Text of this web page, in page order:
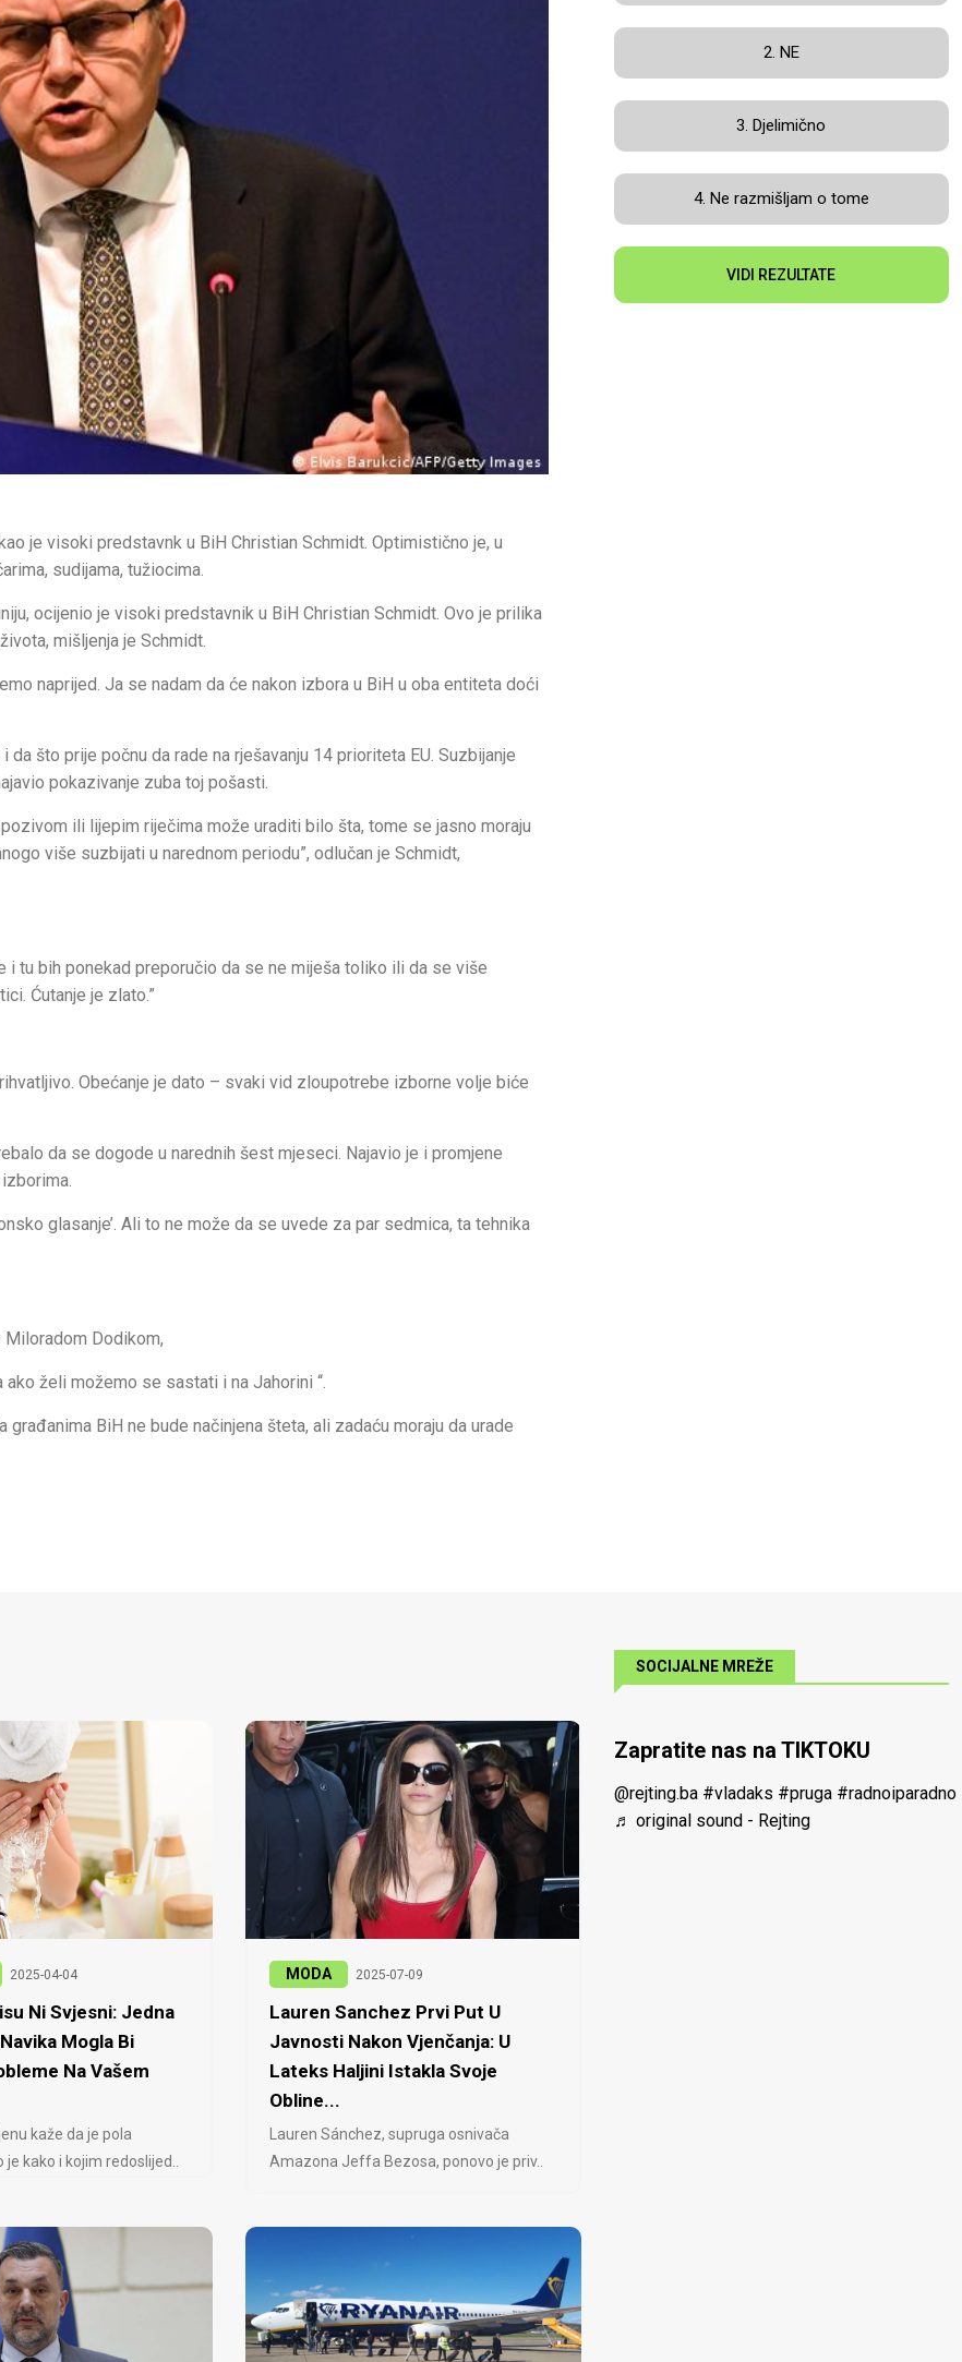
je visoki predstavnk u BiH Christian Schmidt. Optimistično je, u
sudijama, tužiocima.
ocijenio je visoki predstavnik u BiH Christian Schmidt. Ovo je prilika
mišljenja je Schmidt.
naprijed. Ja se nadam da će nakon izbora u BiH u oba entiteta doći
što prije počnu da rade na rješavanju 14 prioriteta EU. Suzbijanje
pokazivanje zuba toj pošasti.
ili lijepim riječima može uraditi bilo šta, tome se jasno moraju
više suzbijati u narednom periodu”, odlučan je Schmidt,
tu bih ponekad preporučio da se ne miješa toliko ili da se više
Ćutanje je zlato.”
Obećanje je dato – svaki vid zloupotrebe izborne volje biće
da se dogode u narednih šest mjeseci. Najavio je i promjene
glasanje’. Ali to ne može da se uvede za par sedmica, ta tehnika
Dodikom,
želi možemo se sastati i na Jahorini “.
BiH ne bude načinjena šteta, ali zadaću moraju da urade
2. NE
3. Djelimično
4. Ne razmišljam o tome
VIDI REZULTATE
2025-04-04
Ni Svjesni: Jedna
Mogla Bi
Na Vašem
kaže da je pola
kako i kojim redoslijed..
MODA 2025-07-09
Lauren Sanchez Prvi Put U
Javnosti Nakon Vjenčanja: U
Lateks Haljini Istakla Svoje
Obline...
Lauren Sánchez, supruga osnivača
Amazona Jeffa Bezosa, ponovo je priv..
SOCIJALNE MREŽE
Zapratite nas na TIKTOKU
@rejting.ba #vladaks #pruga #radnoiparadno
♬ original sound - Rejting